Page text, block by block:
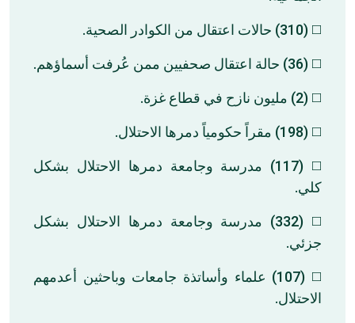
◻️ (310) حالات اعتقال من الكوادر الصحية.
◻️ (36) حالة اعتقال صحفيين ممن عُرفت أسماؤهم.
◻️ (2) مليون نازح في قطاع غزة.
◻️ (198) مقراً حكومياً دمرها الاحتلال.
◻️ (117) مدرسة وجامعة دمرها الاحتلال بشكل
كلي.
◻️ (332) مدرسة وجامعة دمرها الاحتلال بشكل
جزئي.
◻️ (107) علماء وأساتذة جامعات وباحثين أعدمهم
الاحتلال.